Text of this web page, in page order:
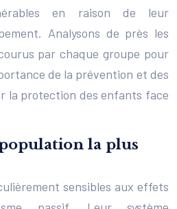
en raison de leur
Analysons de près les
par chaque groupe pour
de la prévention et des
la protection des enfants face
la plus
sensibles aux effets